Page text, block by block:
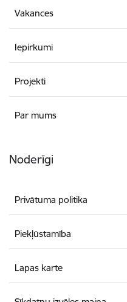
Vakances
Iepirkumi
Projekti
Par mums
Noderīgi
Privātuma politika
Piekļūstamība
Lapas karte